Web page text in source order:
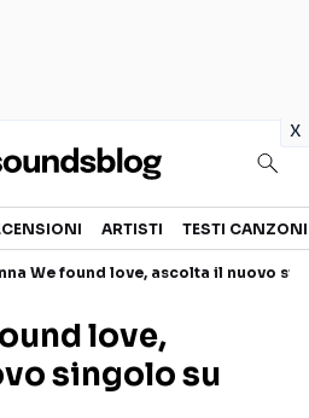
x
TESTI CANZONI
TOUR ED EVENTI
ARTISTI TESTI CANZONI
We found love, ascolta il nuovo
love,
singolo su